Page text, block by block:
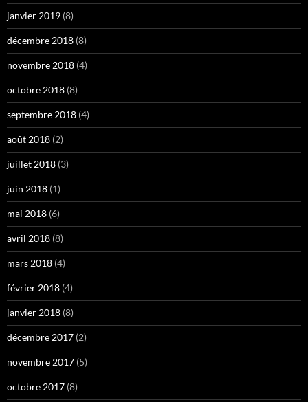
janvier 2019 (8)
décembre 2018 (8)
novembre 2018 (4)
octobre 2018 (8)
septembre 2018 (4)
août 2018 (2)
juillet 2018 (3)
juin 2018 (1)
mai 2018 (6)
avril 2018 (8)
mars 2018 (4)
février 2018 (4)
janvier 2018 (8)
décembre 2017 (2)
novembre 2017 (5)
octobre 2017 (8)